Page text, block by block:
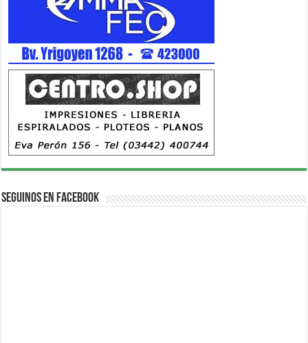
Seguinos en Facebook